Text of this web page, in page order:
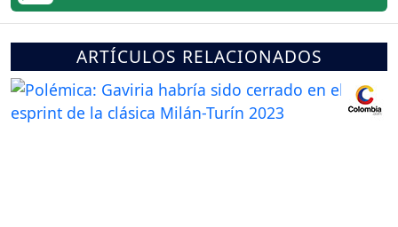
ARTÍCULOS RELACIONADOS